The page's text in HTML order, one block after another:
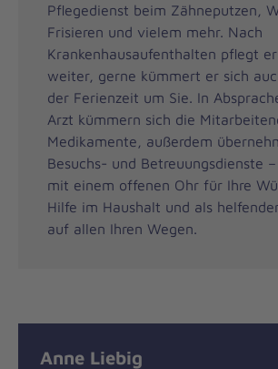
Pflegedienst beim Zähneputzen,
Frisieren und vielem mehr. Nach
Krankenhausaufenthalten pflegt
weiter, gerne kümmert er sich
der Ferienzeit um Sie. In
Arzt kümmern sich die
Medikamente, außerdem
Besuchs- und Betreuungsdienste
mit einem offenen Ohr für Ihre
Hilfe im Haushalt und als
auf allen Ihren Wegen.
Anne Liebig